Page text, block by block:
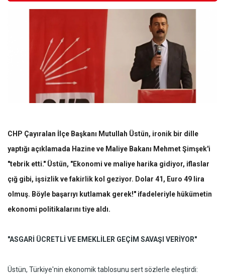
CHP Çayıralan İlçe Başkanı Mutullah Üstün, ironik bir dille
yaptığı açıklamada Hazine ve Maliye Bakanı Mehmet Şimşek'i
"tebrik etti." Üstün, "Ekonomi ve maliye harika gidiyor, iflaslar
çığ gibi, işsizlik ve fakirlik kol geziyor. Dolar 41, Euro 49 lira
olmuş. Böyle başarıyı kutlamak gerek!" ifadeleriyle hükümetin
ekonomi politikalarını tiye aldı.
"ASGARİ ÜCRETLİ VE EMEKLİLER GEÇİM SAVAŞI VERİYOR"
Üstün, Türkiye'nin ekonomik tablosunu sert sözlerle eleştirdi: